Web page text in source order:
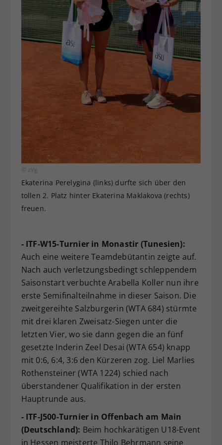
© zVg
Ekaterina Perelygina (links) durfte sich über den
tollen 2. Platz hinter Ekaterina Maklakova (rechts)
freuen.
- ITF-W15-Turnier in Monastir (Tunesien):
Auch eine weitere Teamdebütantin zeigte auf.
Nach auch verletzungsbedingt schleppendem
Saisonstart verbuchte Arabella Koller nun ihre
erste Semifinalteilnahme in dieser Saison. Die
zweitgereihte Salzburgerin (WTA 684) stürmte
mit drei klaren Zweisatz-Siegen unter die
letzten Vier, wo sie dann gegen die an fünf
gesetzte Inderin Zeel Desai (WTA 654) knapp
mit 0:6, 6:4, 3:6 den Kürzeren zog. Liel Marlies
Rothensteiner (WTA 1224) schied nach
überstandener Qualifikation in der ersten
Hauptrunde aus.
- ITF-J500-Turnier in Offenbach am Main
(Deutschland): Beim hochkarätigen U18-Event
in Hessen meisterte Thilo Behrmann seine